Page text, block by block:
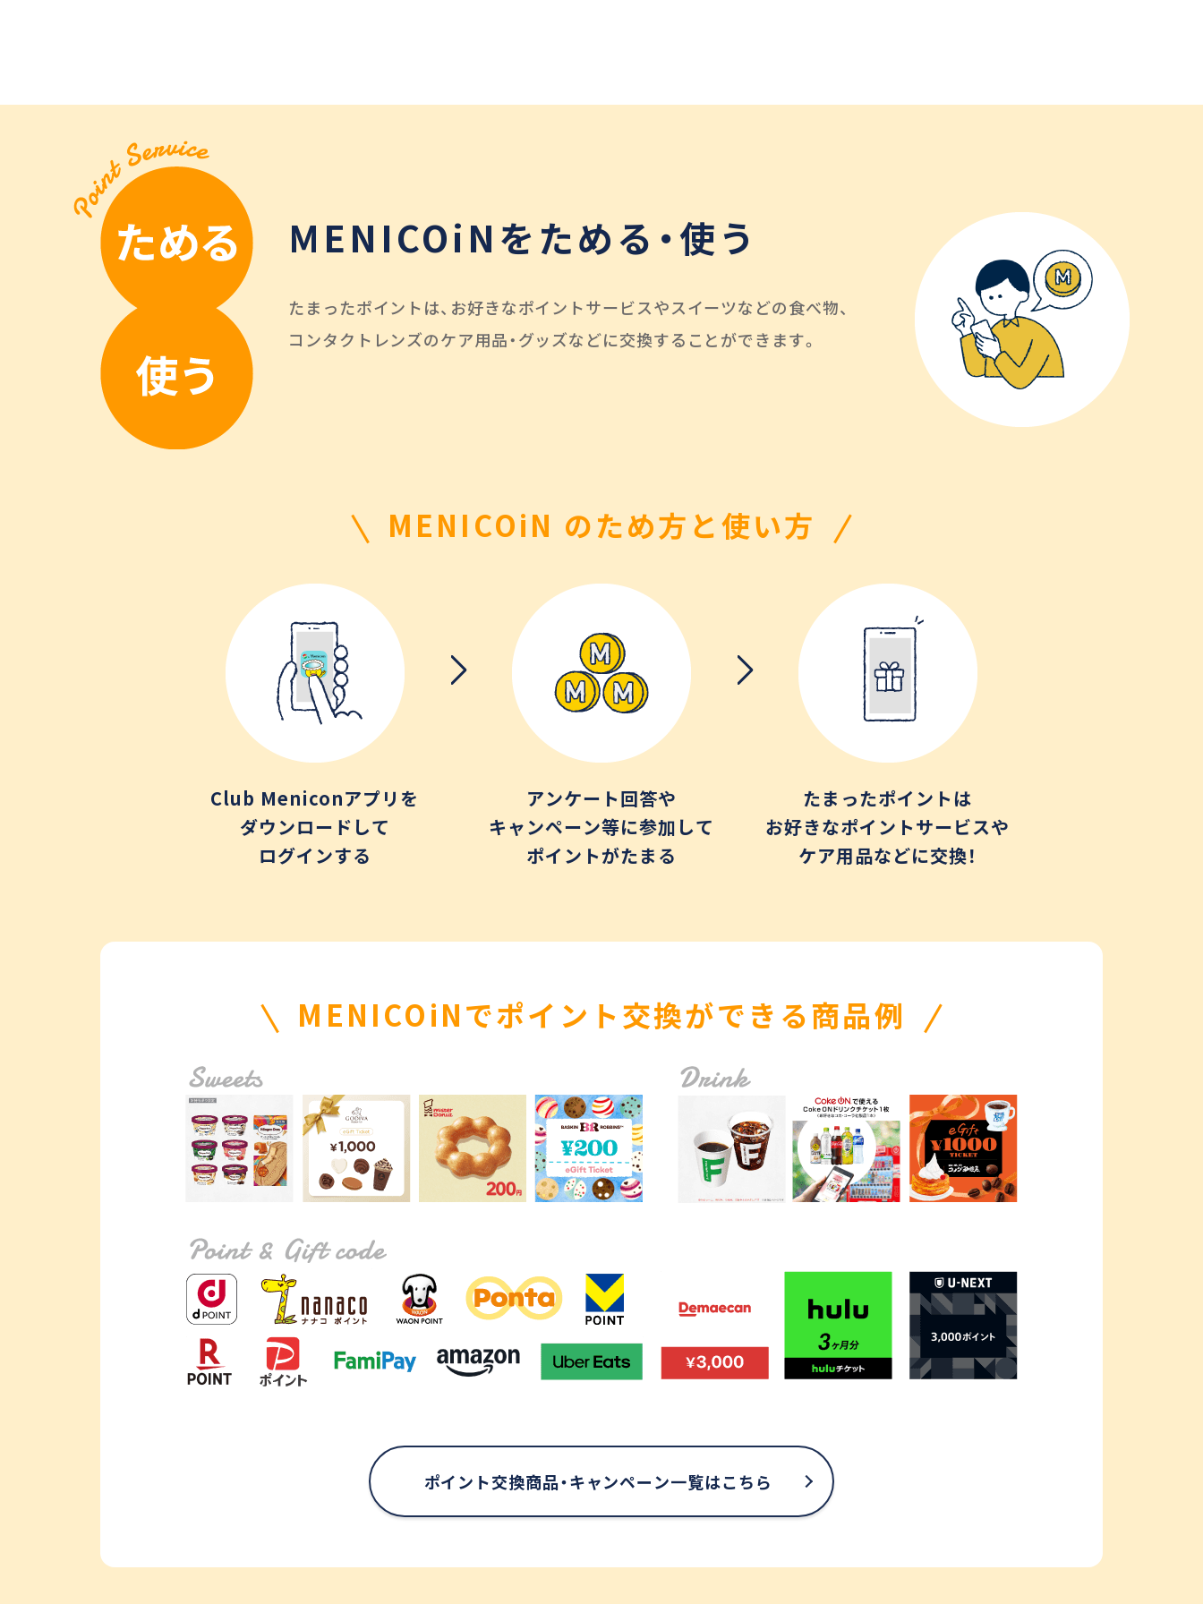
MENICOiNをためる・使う
たまったポイントは、お好きなポイントサービスやスイーツなどの食べ物、
コンタクトレンズのケア用品・グッズなどに交換することができます。
MENICOiN のため方と使い方
Club Meniconアプリを
ダウンロードして
ログインする
アンケート回答や
キャンペーン等に参加して
ポイントがたまる
たまったポイントは
お好きなポイントサービスや
ケア用品などに交換！
MENICOiNでポイント交換ができる商品例
ポイント交換商品・キャンペーン一覧はこちら